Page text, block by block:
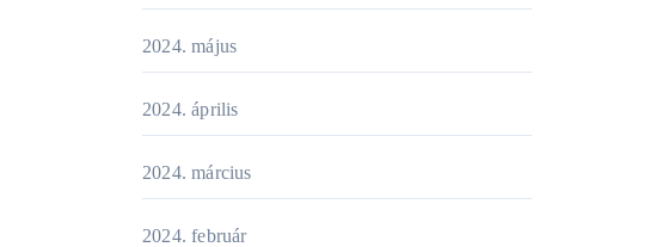
2024. május
2024. április
2024. március
2024. február